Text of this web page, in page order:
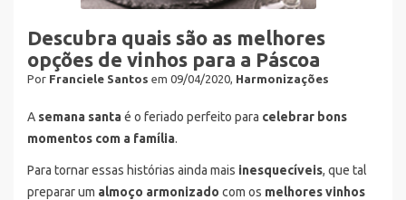
Descubra quais são as melhores
opções de vinhos para a Páscoa
Por Franciele Santos em 09/04/2020, Harmonizações
A semana santaé o feriado perfeito para celebrar bons
momentos com a família.
Para tornar essas histórias ainda mais inesquecíveis, que tal
preparar um almoço armonizado com os melhores vinhos